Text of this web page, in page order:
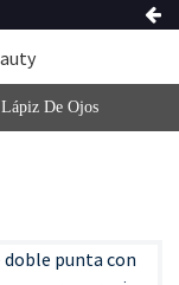
Lápiz De Ojos